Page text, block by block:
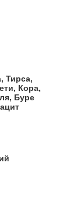
Тирса,
Кора,
Буре